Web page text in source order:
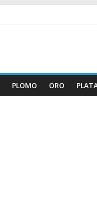
PLOMO ORO